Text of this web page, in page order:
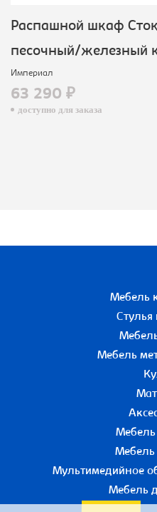
Распашной шкаф
песочный/железный
Империал
63 290 ₽
доступно для заказа
Мебель
Стулья
Мебель
Мебель
Мультимедийное
Мебель